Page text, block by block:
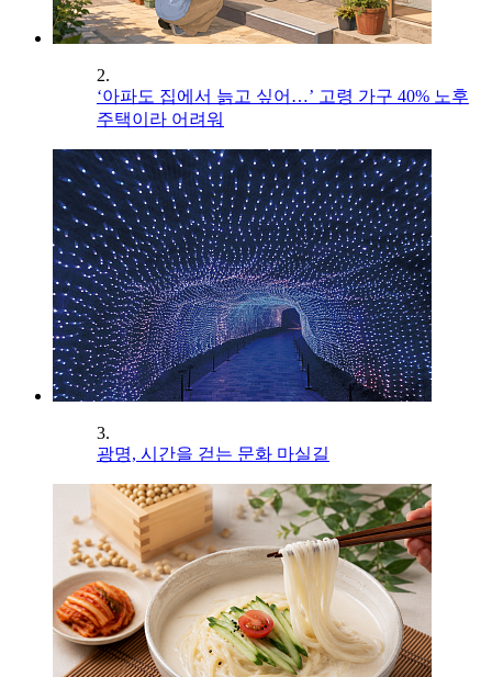
2.
‘아파도 집에서 늙고 싶어…’ 고령 가구 40% 노후
주택이라 어려워
3.
광명, 시간을 걷는 문화 마실길